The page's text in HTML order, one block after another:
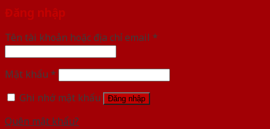
Đăng nhập
Tên tài khoản hoặc địa chỉ email *
Mật khẩu *
Ghi nhớ mật khẩu
Đăng nhập
Quên mật khẩu?